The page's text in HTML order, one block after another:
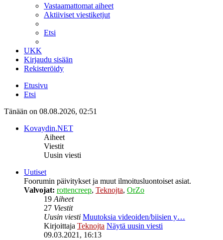
Vastaamattomat aiheet
Aktiiviset viestiketjut
Etsi
UKK
Kirjaudu sisään
Rekisteröidy
Etusivu
Etsi
Tänään on 08.08.2026, 02:51
Kovaydin.NET
Aiheet
Viestit
Uusin viesti
Uutiset
Foorumin päivitykset ja muut ilmoitusluontoiset asiat.
Valvojat: rottencreep, Teknojta, OrZo
19Aiheet
27 Viestit
Uusin viesti Muutoksia videoiden/biisien y…
Kirjoittaja Teknojta Näytä uusin viesti
09.03.2021, 16:13